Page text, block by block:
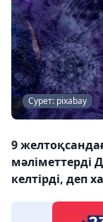
Сурет: pixabay
9
мәліметтерді
келтірді, деп